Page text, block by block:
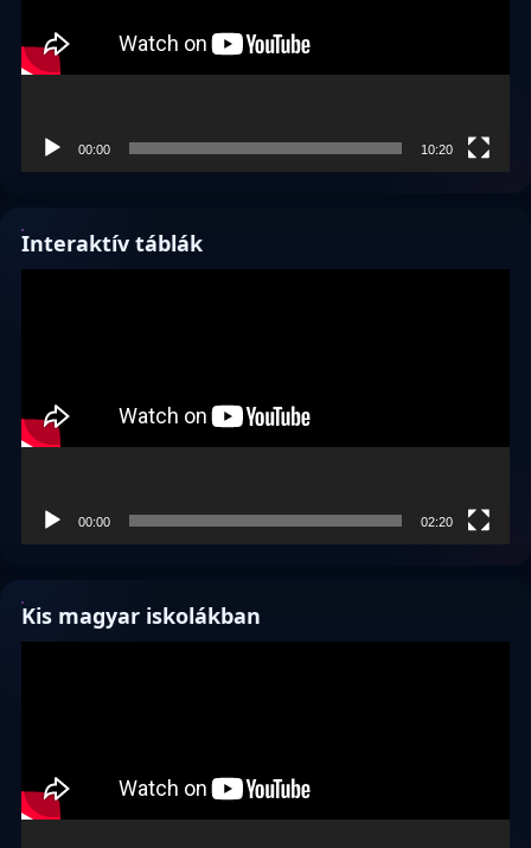
00:00 10:20
Interaktív táblák
00:00 02:20
Kis magyar iskolákban